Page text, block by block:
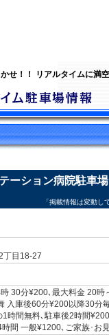
せ！！ リアルタイムに満
ーション病院駐車場
「掲載情報は変動し
丁目18-27
30分¥200､最大料金 20時
入庫後60分¥200以降30分
1時間無料､駐車後2時間
間 一般¥1200､ご家族･お